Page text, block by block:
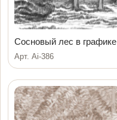
Сосновый лес в графике
Арт. Ai-386